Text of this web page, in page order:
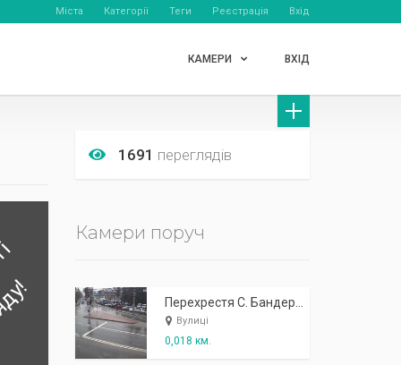
Міста Категорії Теги Реєстрація Вхід
КАМЕРИ ВХІД
1691 переглядів
Камери поруч
Вулиці
0,018 км.